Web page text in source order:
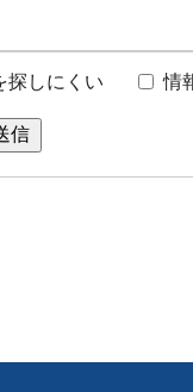
探しにくい 情
信